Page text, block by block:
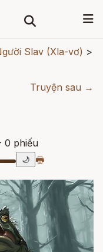
Slav (Xla-vơ) >
Truyện sau →
0 phiếu
🌙 🖶